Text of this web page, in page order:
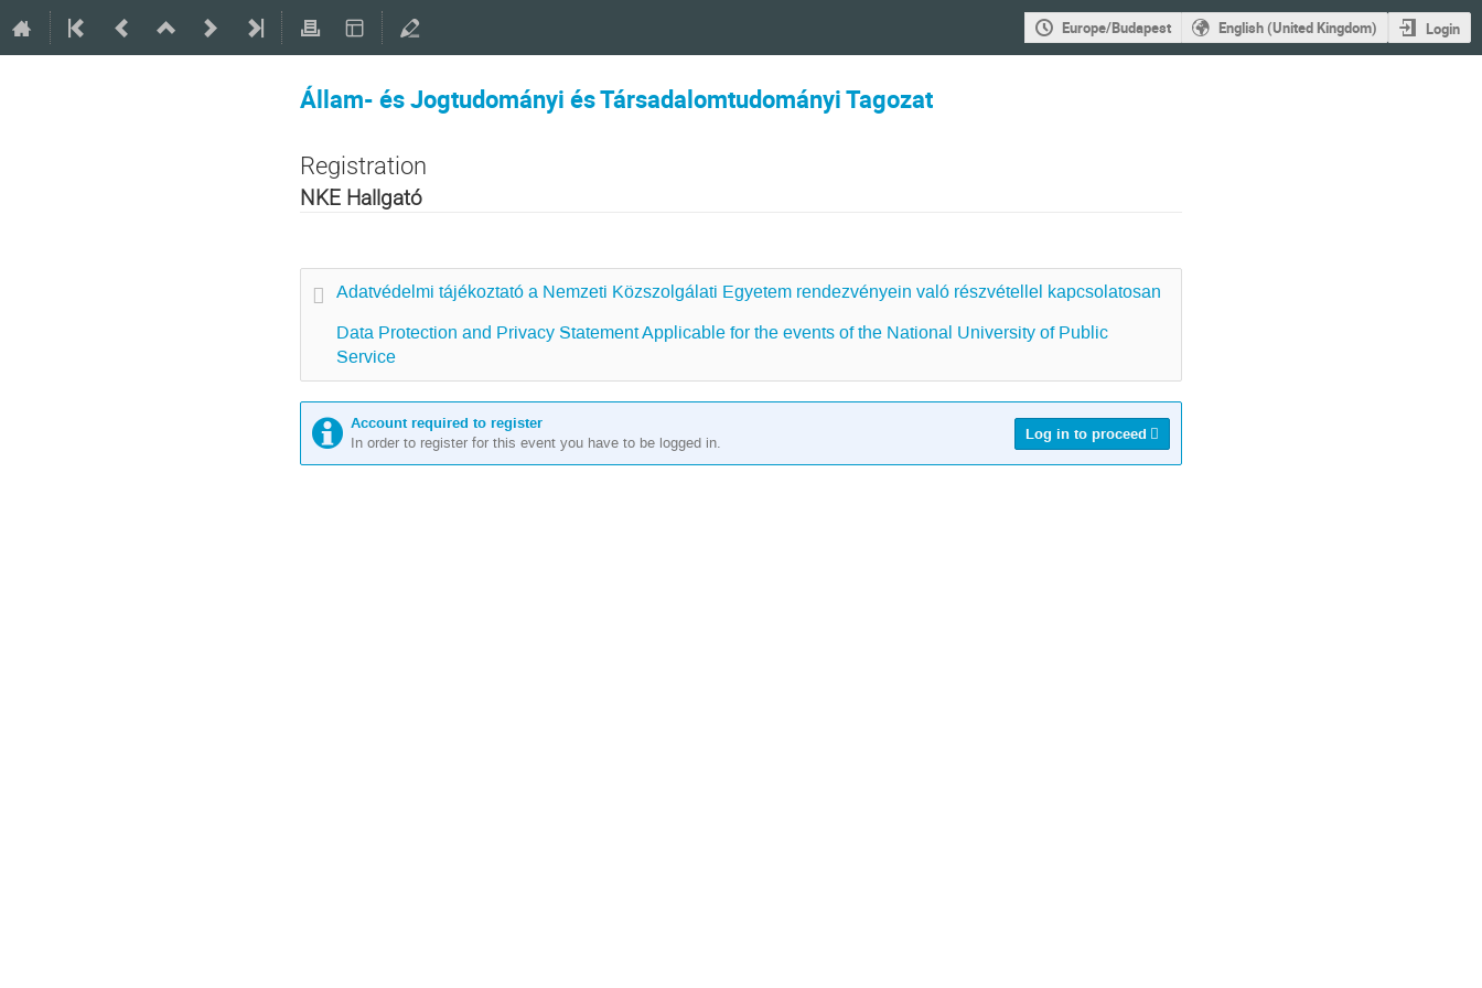
Europe/Budapest English (United Kingdom) Login
Állam- és Jogtudományi és Társadalomtudományi Tagozat
Registration
NKE Hallgató
Adatvédelmi tájékoztató a Nemzeti Közszolgálati Egyetem rendezvényein való részvétellel kapcsolatosan
Data Protection and Privacy Statement Applicable for the events of the National University of Public
Service
Account required to register
In order to register for this event you have to be logged in. Log in to proceed